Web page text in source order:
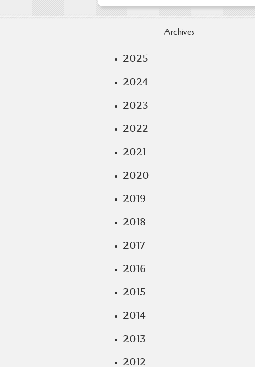
Archives
2025
2024
2023
2022
2021
2020
2019
2018
2017
2016
2015
2014
2013
2012